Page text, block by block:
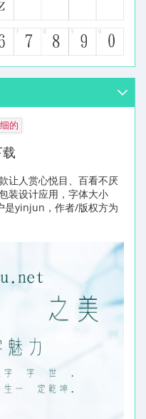
细的
让人赏心悦目、百看不厌
装设计应用，字体大小
是yinjun，作者/版权方为